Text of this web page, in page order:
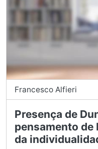
Francesco Alfieri
Presença de
pensamento de
da